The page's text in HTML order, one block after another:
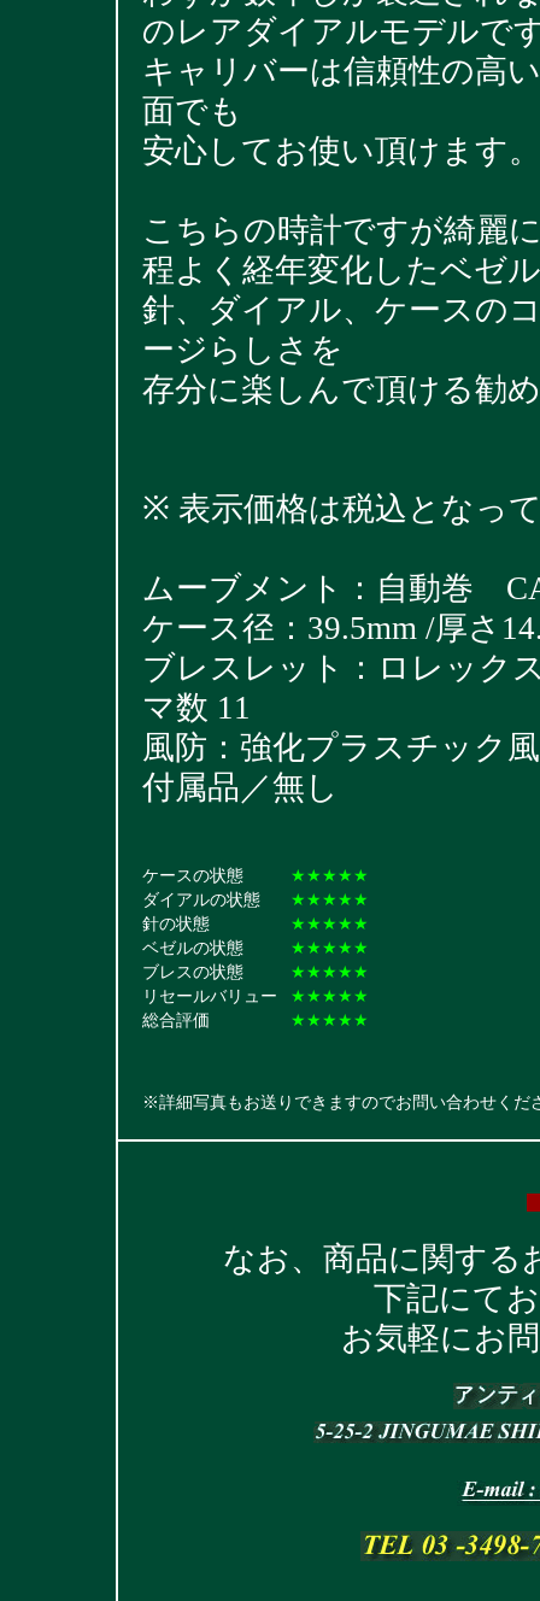
のレアダイアルモデルで
キャリバーは信頼性の高
面でも
安心してお使い頂けます。
こちらの時計ですが綺麗
程よく経年変化したベゼ
針、ダイアル、ケースの
ージらしさを
存分に楽しんで頂ける勧
※ 表示価格は税込となっ
ムーブメント：自動巻
ケース径：39.5mm /厚さ
ブレスレット：ロレック
マ数 11
風防：強化プラスチック
付属品／無し
ケースの状態
★★★★★
ダイアルの状態
★★★★★
針の状態
★★★★★
ベゼルの状態
★★★★★
ブレスの状態
★★★★★
リセールバリュー
★★★★★
総合評価
★★★★★
※詳細写真もお送りできますのでお問い合わせくだ
なお、商品に関する
下記にて
お気軽にお